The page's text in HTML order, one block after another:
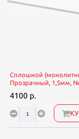
Сплошной
Прозрачный, 1,5мм,
4100 р.